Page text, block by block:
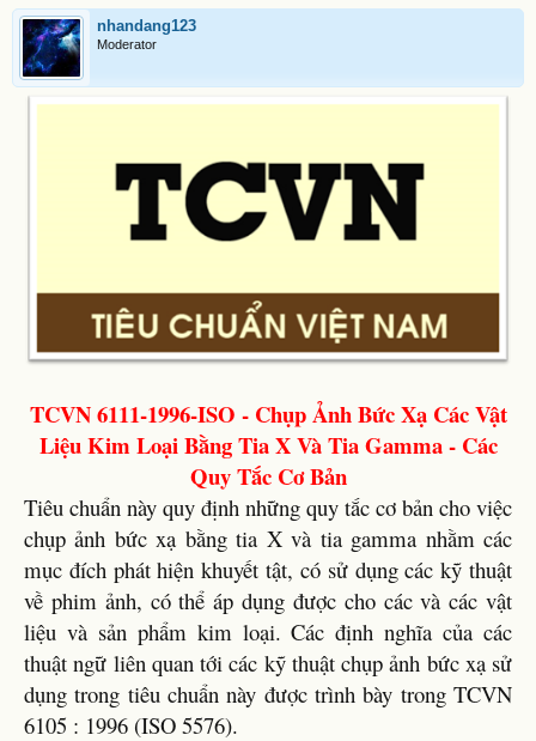
nhandang123
Moderator
TCVN 6111-1996-ISO - Chụp Ảnh Bức Xạ Các Vật
Liệu Kim Loại Bằng Tia X Và Tia Gamma - Các
Quy Tắc Cơ Bản
Tiêu chuẩn này quy định những quy tắc cơ bản cho việc
chụp ảnh bức xạ bằng tia X và tia gamma nhằm các
mục đích phát hiện khuyết tật, có sử dụng các kỹ thuật
về phim ảnh, có thể áp dụng được cho các và các vật
liệu và sản phẩm kim loại. Các định nghĩa của các
thuật ngữ liên quan tới các kỹ thuật chụp ảnh bức xạ sử
dụng trong tiêu chuẩn này được trình bày trong TCVN
6105 : 1996 (ISO 5576).